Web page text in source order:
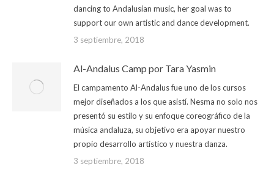
dancing to Andalusian music, her goal was to
support our own artistic and dance development.
3 septiembre, 2018
Al-Andalus Camp por Tara Yasmin
El campamento Al-Andalus fue uno de los cursos
mejor diseñados a los que asistí. Nesma no solo nos
presentó su estilo y su enfoque coreográfico de la
música andaluza, su objetivo era apoyar nuestro
propio desarrollo artístico y nuestra danza.
3 septiembre, 2018